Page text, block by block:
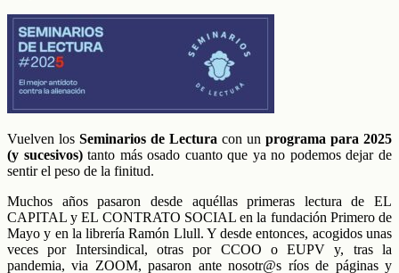
Vuelven los Seminarios de Lectura con un programa para 2025
(y sucesivos)tanto más osado cuanto que ya no podemos dejar de
sentir el peso de la finitud.
Muchos años pasaron desde aquéllas primeras lectura de EL
CAPITAL y EL CONTRATO SOCIAL en la fundación Primero de
Mayo y en la librería Ramón Llull. Y desde entonces, acogidos unas
veces por Intersindical, otras por CCOO o EUPV y, tras la
pandemia, via ZOOM, pasaron ante nosotr@s ríos de páginas y